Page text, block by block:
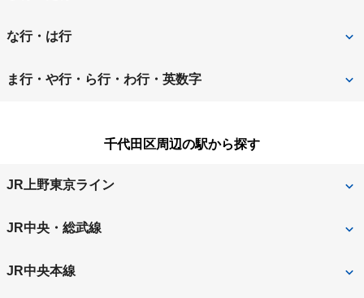
稲城市
狛江市
立川市
調布市
な行・は行
西多摩郡日の出町 西多摩郡瑞穂町
東久留米市
東村山市
日野市
福生市
ま行・や行・ら行・わ行・英数字
千代田区周辺の駅から探す
JR上野東京ライン
東京
JR中央・総武線
御茶ノ水
JR中央本線